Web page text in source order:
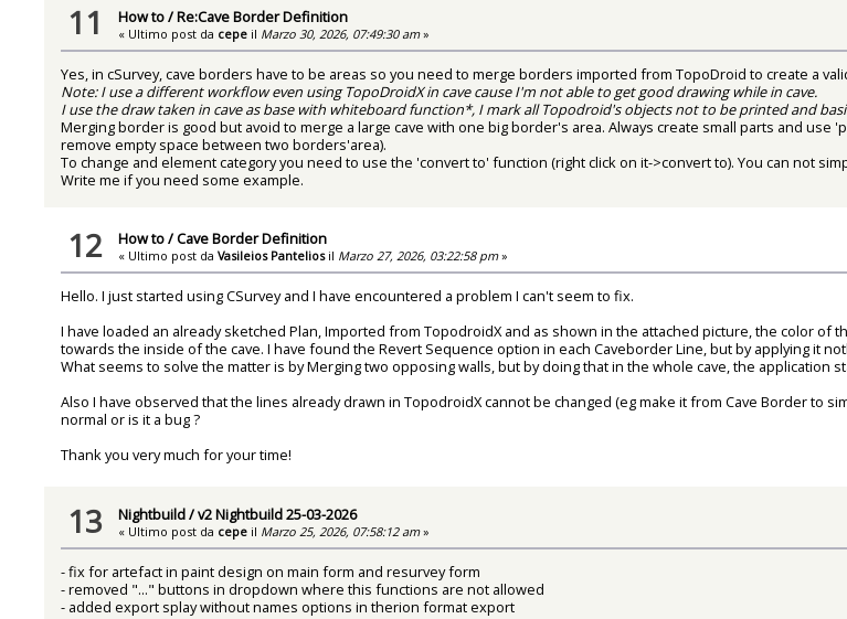
11 How to/Re:Cave Border Definition
« Ultimo post da cepe il Marzo 30, 2026, 07:49:30 am»
Yes, in cSurvey, cave borders have to be areas so you need to merge borders imported from TopoDroid to create a
Note: I use a different workflow even using TopoDroidX in cave cause I'm not able to get good drawing while in cave.
I use the draw taken in cave as base with whiteboard function*, I mark all Topodroid's objects not to be printed and
Merging border is good but avoid to merge a large cave with one big border's area. Always create small parts and
remove empty space between two borders'area).
To change and element category you need to use the 'convert to' function (right click on it->convert to). You can not
Write me if you need some example.
12 How to/Cave Border Definition
« Ultimo post daVasileios Pantelios il Marzo 27, 2026, 03:22:58 pm»
Hello. I just started using CSurvey and I have encountered a problem I can't seem to fix.
I have loaded an already sketched Plan, Imported from TopodroidX and as shown in the attached picture, the color
towards the inside of the cave. I have found the Revert Sequence option in each Caveborder Line, but by applying it
What seems to solve the matter is by Merging two opposing walls, but by doing that in the whole cave, the application
Also I have observed that the lines already drawn in TopodroidX cannot be changed (eg make it from Cave Border to
normal or is it a bug ?
Thank you very much for your time!
13 Nightbuild/v2 Nightbuild 25-03-2026
« Ultimo post da cepe il Marzo 25, 2026, 07:58:12 am»
- fix for artefact in paint design on main form and resurvey form
- removed "..." buttons in dropdown where this functions are not allowed
- added export splay without names options in therion format export